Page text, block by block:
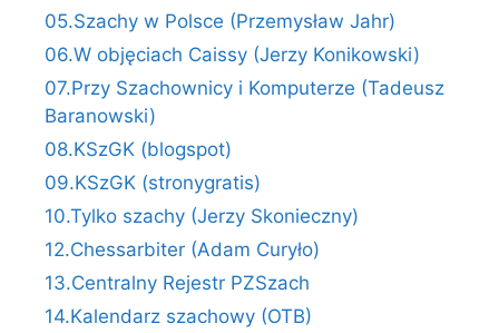
05.Szachy w Polsce (Przemysław Jahr)
06.W objęciach Caissy (Jerzy Konikowski)
07.Przy Szachownicy i Komputerze (Tadeusz
Baranowski)
08.KSzGK (blogspot)
09.KSzGK (stronygratis)
10.Tylko szachy (Jerzy Skonieczny)
12.Chessarbiter (Adam Curyło)
13.Centralny Rejestr PZSzach
14.Kalendarz szachowy (OTB)